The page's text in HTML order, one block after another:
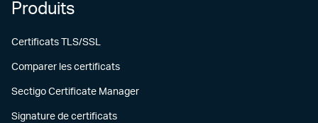
Produits
Certificats TLS/SSL
Comparer les certificats
Sectigo Certificate Manager
Signature de certificats